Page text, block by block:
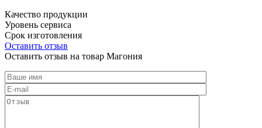
Качество продукции
Уровень сервиса
Срок изготовления
Оставить отзыв
Оставить отзыв на товар Магония